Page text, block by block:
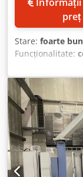
preț
Stare: foarte
Funcționalitate:
axa X: 2800 mm
mm Controler:
x 1200 mm
18000 RPM
35000 mm/min
Greutatea
3,5 x 4,6 m
mașină de
prelucrarea de